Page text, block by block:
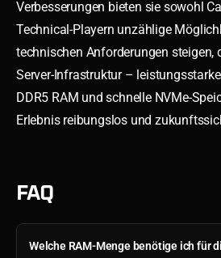
Verbesserungen bieten sie sowohl
Technical-Playern unzählige
technischen Anforderungen steigen,
Server-Infrastruktur –
DDR5 RAM und schnelle NVMe-
Erlebnis reibungslos und
FAQ
Welche RAM-Menge benötige ich für